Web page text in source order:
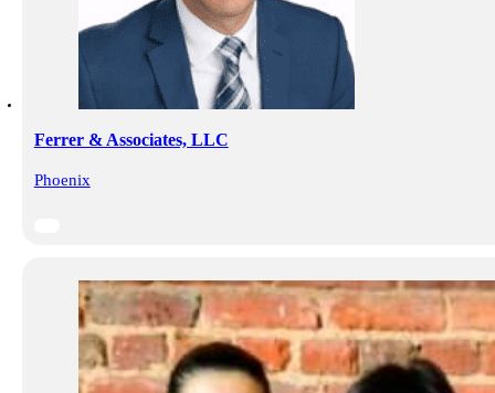
Ferrer & Associates, LLC
Phoenix